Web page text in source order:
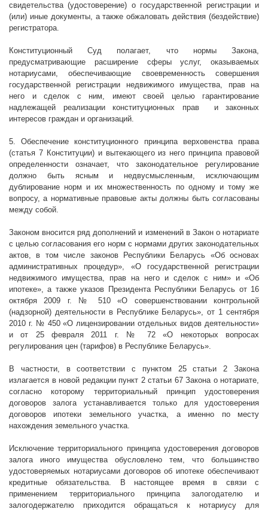
свидетельства (удостоверение) о государственной регистрации и
(или) иные документы, а также обжаловать действия (бездействие)
регистратора.
Конституционный Суд полагает, что нормы Закона,
предусматривающие расширение сферы услуг, оказываемых
нотариусами, обеспечивающие своевременность совершения
государственной регистрации недвижимого имущества, прав на
него и сделок с ним, имеют своей целью гарантирование
надлежащей реализации конституционных прав
и законных
интересов граждан и организаций.
5. Обеспечение конституционного принципа верховенства права
(статья 7 Конституции) и вытекающего из него принципа правовой
определенности означает, что законодательное регулирование
должно быть ясным и недвусмысленным, исключающим
дублирование норм и их множественность по одному и тому же
вопросу, а нормативные правовые акты должны быть согласованы
между собой.
Законом вносится ряд дополнений и изменений в Закон о нотариате
с целью согласования его норм с нормами других законодательных
актов, в том числе законов Республики Беларусь «Об основах
административных процедур», «О государственной регистрации
недвижимого имущества, прав на него и сделок с ним» и «Об
ипотеке», а также указов Президента Республики Беларусь от 16
октября2009 г. № 510 «О совершенствовании контрольной
(надзорной) деятельности в Республике Беларусь», от 1 сентября
2010 г. № 450 «О лицензировании отдельных видов деятельности»
и от 25 февраля2011 г. № 72 «О некоторых вопросах
регулирования цен (тарифов) в Республике Беларусь».
В частности, в соответствии с пунктом 25 статьи 2 Закона
излагается в новой редакции пункт 2 статьи 67 Закона о нотариате,
согласно которому территориальный принцип удостоверения
договоров залога устанавливается только для удостоверения
договоров ипотеки земельного участка, а именно по месту
нахождения земельного участка.
Исключение территориального принципа удостоверения договоров
залога иного имущества обусловлено тем, что большинство
удостоверяемых нотариусами договоров об ипотеке обеспечивают
кредитные обязательства. В настоящее время в связи с
применением территориального принципа залогодателю и
залогодержателю приходится обращаться к нотариусу для